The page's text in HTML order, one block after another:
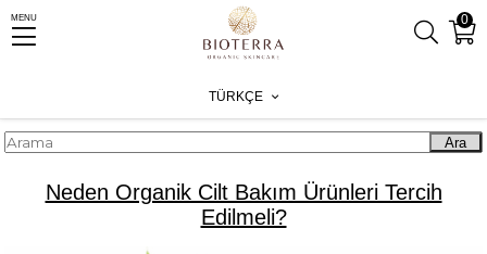
0
MENU
TÜRKÇE
Ara
Neden Organik Cilt Bakım Ürünleri Tercih
Edilmeli?